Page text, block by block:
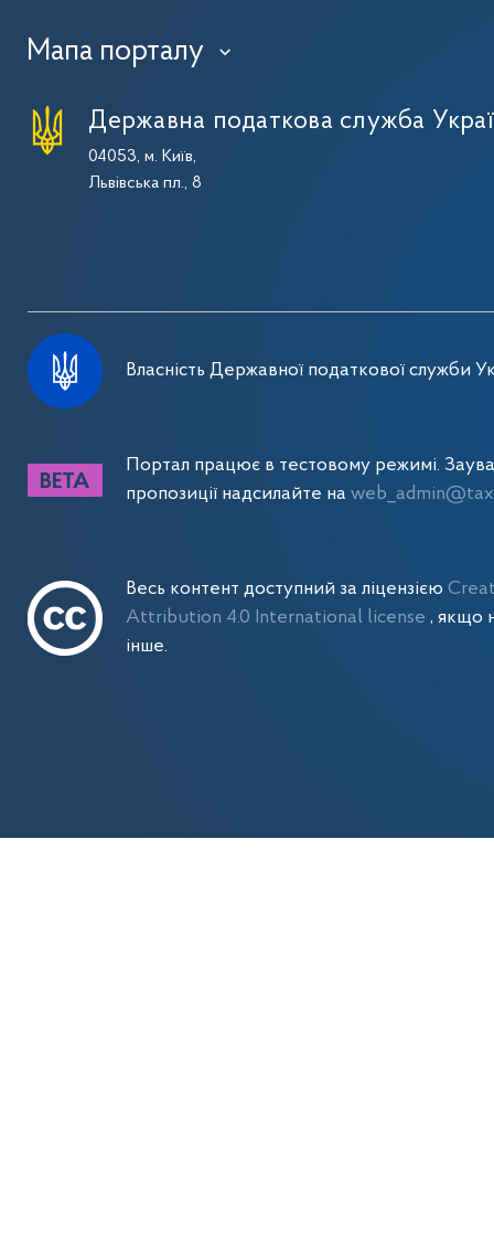
Мапа порталу ›
Державна податкова служба
04053, м. Київ,
Львівська пл., 8
Власність Державної податкової служби
Портал працює в тестовому режимі.
пропозиції надсилайте на
Весь контент доступний за ліцензією
Attribution 4.0 International license, якщо
інше.